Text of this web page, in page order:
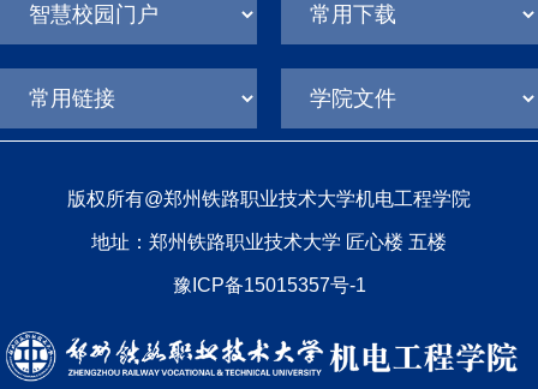
版权所有@郑州铁路职业技术大学机电工程学院
地址：郑州铁路职业技术大学 匠心楼 五楼
豫ICP备15015357号-1